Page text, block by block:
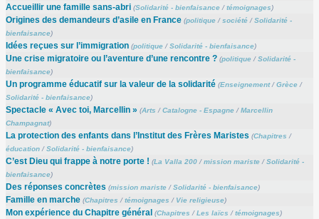
Accueillir une famille sans-abri (Solidarité - bienfaisance/témoignages)
Origines des demandeurs d’asile en France (politique/société/Solidarité -
bienfaisance)
Idées reçues sur l’immigration (politique/Solidarité - bienfaisance)
Une crise migratoire ou l’aventure d’une rencontre ? (politique/Solidarité -
bienfaisance)
Un programme éducatif sur la valeur de la solidarité (Enseignement/Grèce/
Solidarité - bienfaisance)
Spectacle « Avec toi, Marcellin » (Arts /Catalogne - Espagne/Marcellin
Champagnat)
La protection des enfants dans l’Institut des Frères Maristes (Chapitres /
éducation/Solidarité - bienfaisance)
C’est Dieu qui frappe à notre porte ! (La Valla 200/mission mariste/Solidarité -
bienfaisance)
Des réponses concrètes (mission mariste/Solidarité - bienfaisance)
Famille en marche (Chapitres /témoignages / Vie religieuse)
Mon expérience du Chapitre général (Chapitres /Les laïcs /témoignages)